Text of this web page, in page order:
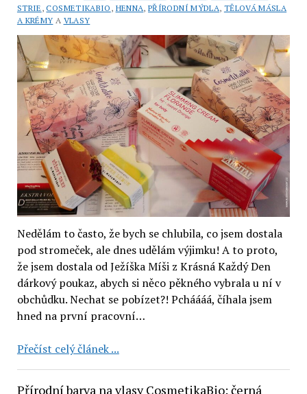
STRIE ,COSMETIKABIO , HENNA,PŘÍRODNÍ MÝDLA, TĚLOVÁ MÁSLA
A KRÉMY A VLASY
Nedělám to často, že bych se chlubila, co jsem dostala
pod stromeček, ale dnes udělám výjimku! A to proto,
že jsem dostala od Ježíška Míši z Krásná Každý Den
dárkový poukaz, abych si něco pěkného vybrala u ní v
obchůdku. Nechat se pobízet?! Pcháááá, číhala jsem
hned na první pracovní…
Přečíst celý článek ...Vánoční
Přírodní barva na vlasy CosmetikaBio: černá